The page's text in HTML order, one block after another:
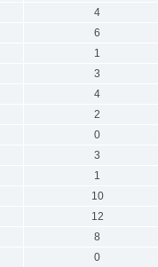
4
6
1
3
4
2
0
3
1
10
12
8
0